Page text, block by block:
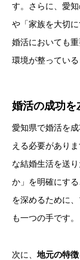
す。さらに、愛
や「家族を大切
婚活においても
環境が整っている
婚活の成功を
愛知県で婚活を
える必要があり
な結婚生活を送
か」を明確にす
を深めるために
も一つの手です。
次に、 地元の特